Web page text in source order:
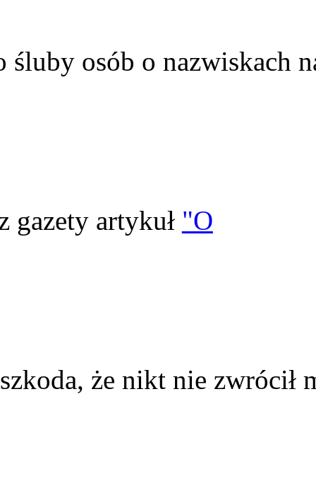
śluby osób o nazwiskach
gazety artykuł "O
że nikt nie zwrócił